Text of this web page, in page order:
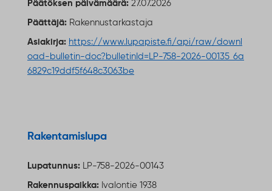
Päätöksen päivämäärä: 27.07.2026
Päättäjä: Rakennustarkastaja
Asiakirja: https://www.lupapiste.fi/api/raw/downl
oad-bulletin-doc?bulletinId=LP-758-2026-00135_6a
6829c19ddf5f648c3063be
RakentamislupaUlkoinen linkki
Lupatunnus: LP-758-2026-00143
Rakennuspaikka: Ivalontie 1938